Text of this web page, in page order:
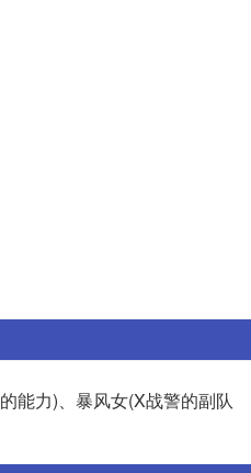
能力)、暴风女(X战警的副队